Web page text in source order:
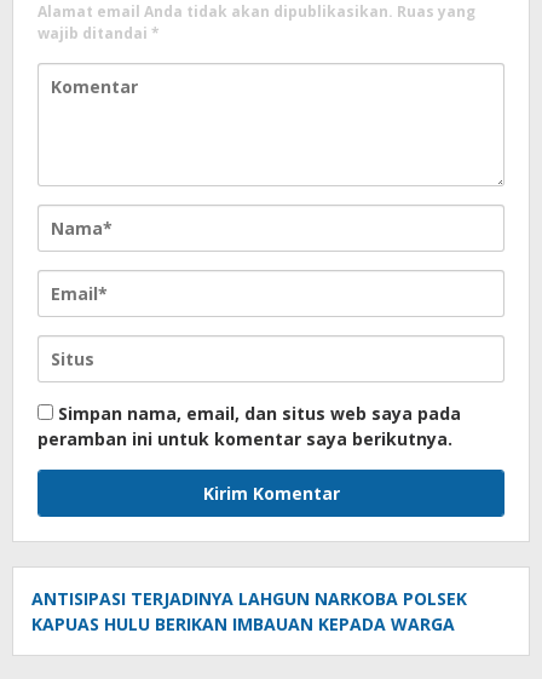
Alamat email Anda tidak akan dipublikasikan. Ruas yang
wajib ditandai *
Simpan nama, email, dan situs web saya pada
peramban ini untuk komentar saya berikutnya.
ANTISIPASI TERJADINYA LAHGUN NARKOBA POLSEK
KAPUAS HULU BERIKAN IMBAUAN KEPADA WARGA